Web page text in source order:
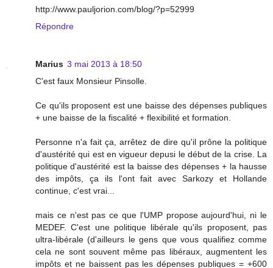
http://www.pauljorion.com/blog/?p=52999
Répondre
Marius 3 mai 2013 à 18:50
C'est faux Monsieur Pinsolle.
Ce qu'ils proposent est une baisse des dépenses publiques
+ une baisse de la fiscalité + flexibilité et formation.
Personne n'a fait ça, arrêtez de dire qu'il prône la politique
d'austérité qui est en vigueur depusi le début de la crise. La
politique d'austérité est la baisse des dépenses + la hausse
des impôts, ça ils l'ont fait avec Sarkozy et Hollande
continue, c'est vrai...
mais ce n'est pas ce que l'UMP propose aujourd'hui, ni le
MEDEF. C'est une politique libérale qu'ils proposent, pas
ultra-libérale (d'ailleurs le gens que vous qualifiez comme
cela ne sont souvent même pas libéraux, augmentent les
impôts et ne baissent pas les dépenses publiques = +600